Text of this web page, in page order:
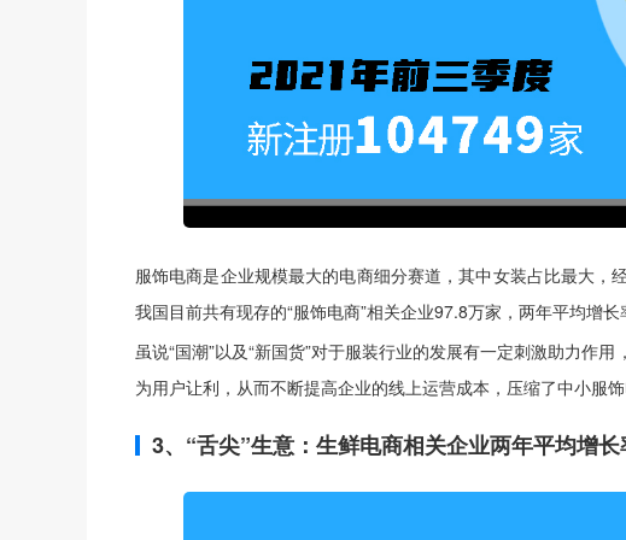
服饰电商是企业规模最大的电商细分赛道，其中女装占比最大，
我国目前共有现存的“服饰电商”相关企业97.8万家，两年平均增
虽说“国潮”以及“新国货”对于服装行业的发展有一定刺激助力作
为用户让利，从而不断提高企业的线上运营成本，压缩了中小服饰
3、“舌尖”生意：生鲜电商相关企业两年平均增